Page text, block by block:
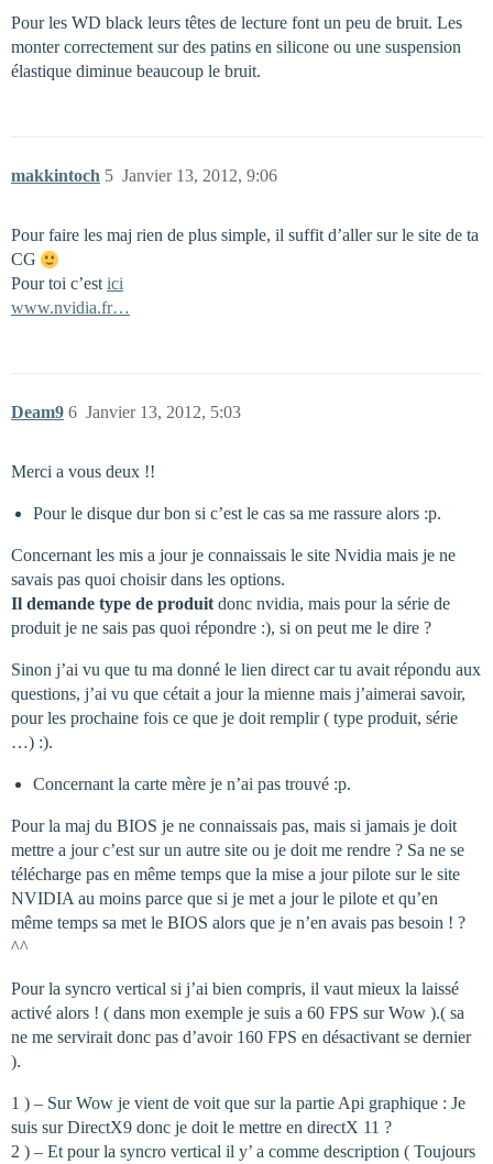
Pour les WD black leurs têtes de lecture font un peu de bruit. Les
monter correctement sur des patins en silicone ou une suspension
élastique diminue beaucoup le bruit.
makkintoch Janvier 13, 2012, 9:06
5
Pour faire les maj rien de plus simple, il suffit d’aller sur le site de ta
CG
Pour toi c’est ici
www.nvidia.fr…
Deam9 Janvier 13, 2012, 5:03
6
Merci a vous deux !!
Pour le disque dur bon si c’est le cas sa me rassure alors :p.
Concernant les mis a jour je connaissais le site Nvidia mais je ne
savais pas quoi choisir dans les options.
Il demande type de produit donc nvidia, mais pour la série de
produit je ne sais pas quoi répondre :), si on peut me le dire ?
Sinon j’ai vu que tu ma donné le lien direct car tu avait répondu aux
questions, j’ai vu que cétait a jour la mienne mais j’aimerai savoir,
pour les prochaine fois ce que je doit remplir ( type produit, série
…) :).
Concernant la carte mère je n’ai pas trouvé :p.
Pour la maj du BIOS je ne connaissais pas, mais si jamais je doit
mettre a jour c’est sur un autre site ou je doit me rendre ? Sa ne se
télécharge pas en même temps que la mise a jour pilote sur le site
NVIDIA au moins parce que si je met a jour le pilote et qu’en
même temps sa met le BIOS alors que je n’en avais pas besoin ! ?
^^
Pour la syncro vertical si j’ai bien compris, il vaut mieux la laissé
activé alors ! ( dans mon exemple je suis a 60 FPS sur Wow ).( sa
ne me servirait donc pas d’avoir 160 FPS en désactivant se dernier
).
1 ) – Sur Wow je vient de voit que sur la partie Api graphique : Je
suis sur DirectX9 donc je doit le mettre en directX 11 ?
2 ) – Et pour la syncro vertical il y’ a comme description ( Toujours